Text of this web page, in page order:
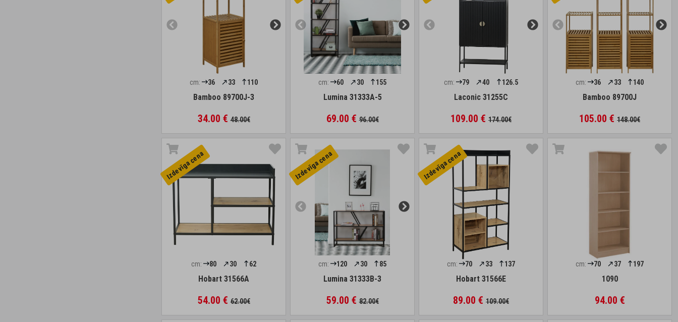
cm: 36 33 110
Bamboo 89700J-3
34.00 €48.00€
cm: 60 30 155
Lumina 31333A-5
69.00 €96.00€
cm: 79 40 126.5
Laconic 31255C
109.00 € 174.00€
cm: 36 33 140
Bamboo 89700J
105.00 € 148.00€
Izdevīga cena
cm: 80 30 62
Hobart 31566A
54.00 €62.00€
Izdevīga cena
cm: 120 30 85
Lumina 31333B-3
59.00 €82.00€
Izdevīga cena
cm: 70 33 137
Hobart 31566E
89.00 € 109.00€
cm: 70 37 197
1090
94.00 €